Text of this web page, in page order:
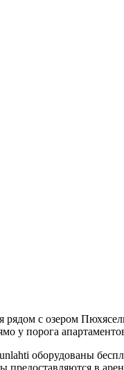
рядом с озером
у порога
оборудованы
предоставляются в